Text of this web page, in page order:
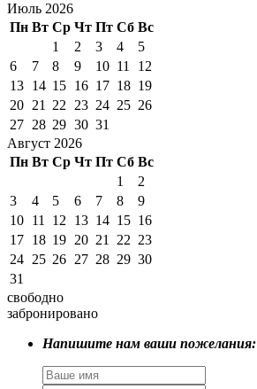
Июль 2026
Пн Вт Ср Чт Пт Сб Вс
1
2 3 4
5
6
7 8 9 10 11
12
13 14 15 16 17 18 19
20 21 22 23 24 25 26
27 28 29 30 31
Август 2026
Пн Вт Ср Чт Пт Сб Вс
1
2
3
4 5 6 7 8
9
10 11 12 13 14 15 16
17 18 19 20 21 22 23
24 25 26 27 28 29 30
31
свободно
забронировано
Напишите нам ваши пожелания: